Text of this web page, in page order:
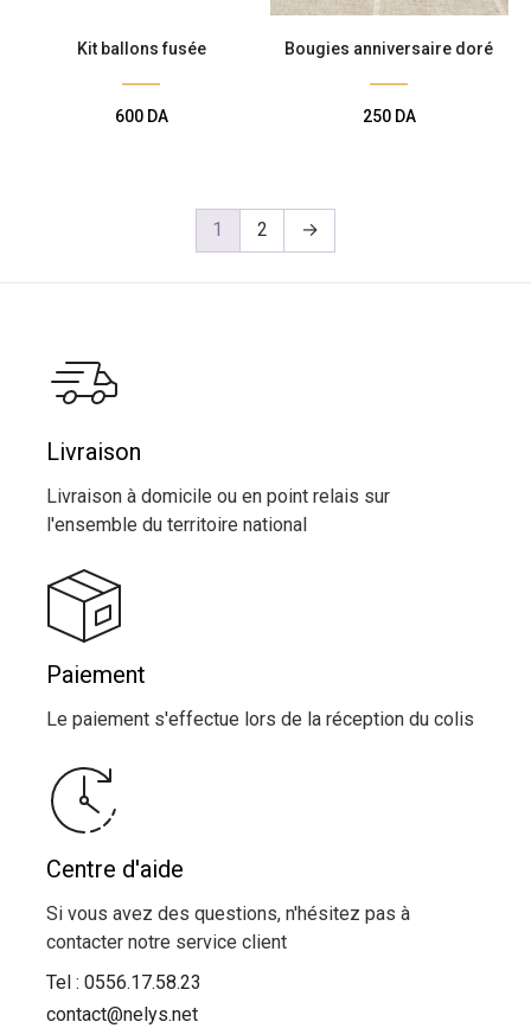
Kit ballons fusée
600 DA
Bougies anniversaire doré
250 DA
1 2 →
Livraison
Livraison à domicile ou en point relais sur
l'ensemble du territoire national
Paiement
Le paiement s'effectue lors de la réception du colis
Centre d'aide
Si vous avez des questions, n'hésitez pas à
contacter notre service client
Tel : 0556.17.58.23
contact@nelys.net